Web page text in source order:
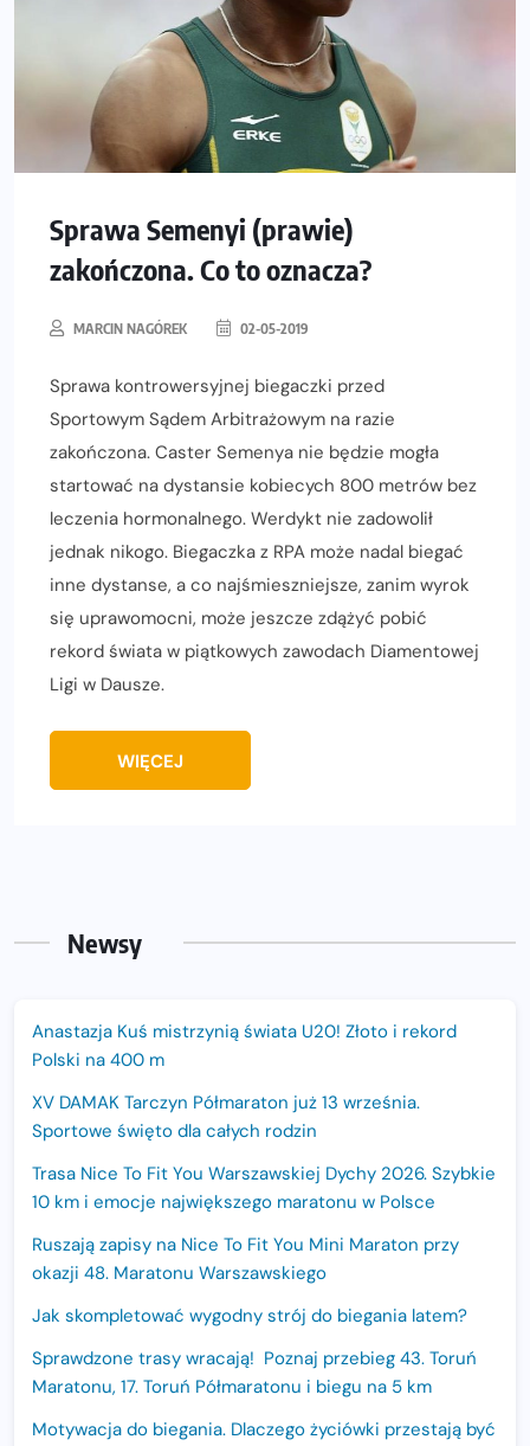
Sprawa Semenyi (prawie)
zakończona. Co to oznacza?
MARCIN NAGÓREK 02-05-2019
Sprawa kontrowersyjnej biegaczki przed
Sportowym Sądem Arbitrażowym na razie
zakończona. Caster Semenya nie będzie mogła
startować na dystansie kobiecych 800 metrów bez
leczenia hormonalnego. Werdykt nie zadowolił
jednak nikogo. Biegaczka z RPA może nadal biegać
inne dystanse, a co najśmieszniejsze, zanim wyrok
się uprawomocni, może jeszcze zdążyć pobić
rekord świata w piątkowych zawodach Diamentowej
Ligi w Dausze.
WIĘCEJ
Newsy
Anastazja Kuś mistrzynią świata U20! Złoto i rekord
Polski na 400 m
XV DAMAK Tarczyn Półmaraton już 13 września.
Sportowe święto dla całych rodzin
Trasa Nice To Fit You Warszawskiej Dychy 2026. Szybkie
10 km i emocje największego maratonu w Polsce
Ruszają zapisy na Nice To Fit You Mini Maraton przy
okazji 48. Maratonu Warszawskiego
Jak skompletować wygodny strój do biegania latem?
Sprawdzone trasy wracają! Poznaj przebieg 43. Toruń
Maratonu, 17. Toruń Półmaratonu i biegu na 5 km
Motywacja do biegania. Dlaczego życiówki przestają być